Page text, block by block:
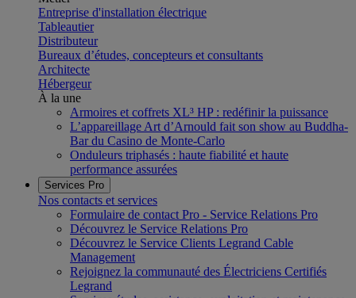
Entreprise d'installation électrique
Tableautier
Distributeur
Bureaux d’études, concepteurs et consultants
Architecte
Hébergeur
À la une
Armoires et coffrets XL³ HP : redéfinir la puissance
L’appareillage Art d’Arnould fait son show au Buddha-
Bar du Casino de Monte-Carlo
Onduleurs triphasés : haute fiabilité et haute
performance assurées
Services Pro
Nos contacts et services
Formulaire de contact Pro - Service Relations Pro
Découvrez le Service Relations Pro
Découvrez le Service Clients Legrand Cable
Management
Rejoignez la communauté des Électriciens Certifiés
Legrand